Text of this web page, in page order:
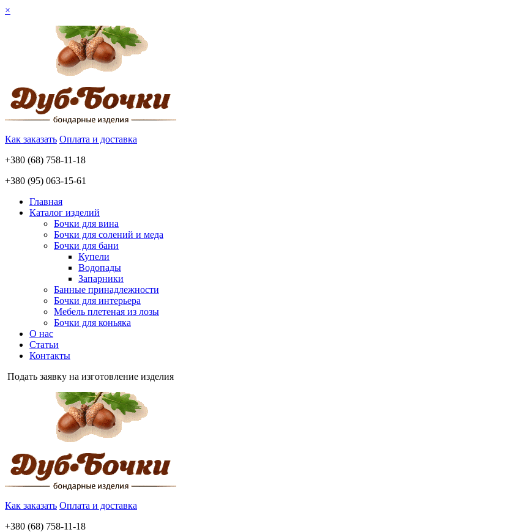
×
Как заказать Оплата и доставка
+380 (68) 758-11-18
+380 (95) 063-15-61
Главная
Каталог изделий
Бочки для вина
Бочки для солений и меда
Бочки для бани
Купели
Водопады
Запарники
Банные принадлежности
Бочки для интерьера
Мебель плетеная из лозы
Бочки для коньяка
О нас
Cтатьи
Контакты
Подать заявку на изготовление изделия
Как заказать Оплата и доставка
+380 (68) 758-11-18